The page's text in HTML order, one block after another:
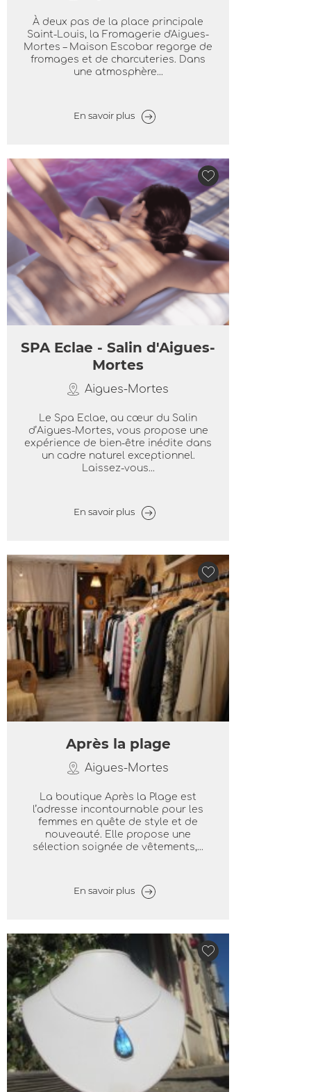
À deux pas de la place principale
Saint-Louis, la Fromagerie d'Aigues-
Mortes – Maison Escobar regorge de
fromages et de charcuteries. Dans
une atmosphère...
En savoir plus
SPA Eclae - Salin d'Aigues-
Mortes
Aigues-Mortes
Le Spa Eclae, au cœur du Salin
d’Aigues-Mortes, vous propose une
expérience de bien-être inédite dans
un cadre naturel exceptionnel.
Laissez-vous...
En savoir plus
Après la plage
Aigues-Mortes
La boutique Après la Plage est
l’adresse incontournable pour les
femmes en quête de style et de
nouveauté. Elle propose une
sélection soignée de vêtements,...
En savoir plus